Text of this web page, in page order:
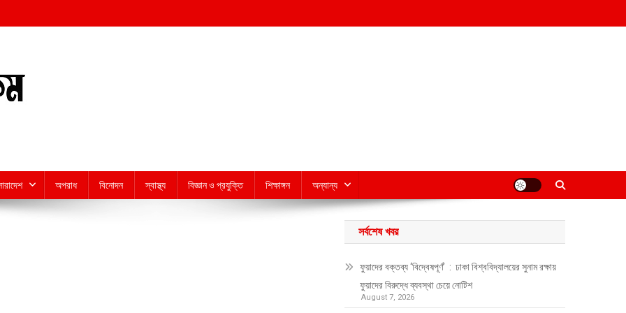
অপরাধ বিনোদন স্বাস্থ্য বিজ্ঞান ও প্রযুক্তি শিক্ষাঙ্গন অন্যান্য
সর্বশেষ খবর
ফুয়াদের বক্তব্য ‘বিদ্বেষপূর্ণ’ : ঢাকা বিশ্ববিদ্যালয়ের সুনাম রক্ষায়
ফুয়াদের বিরুদ্ধে ব্যবস্থা চেয়ে নোটিশ
August 7, 2026